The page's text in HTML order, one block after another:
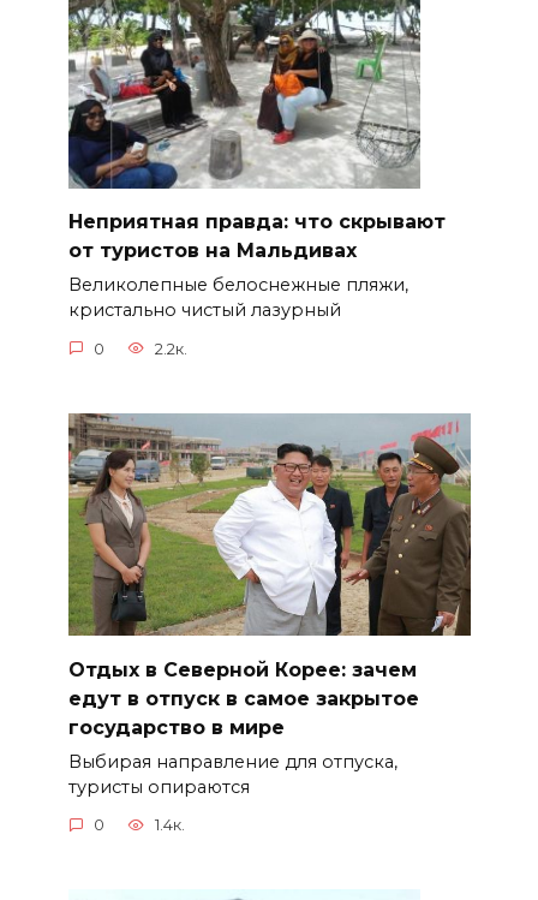
Неприятная правда: что скрывают
от туристов на Мальдивах
Великолепные белоснежные пляжи,
кристально чистый лазурный
0 2.2к.
Отдых в Северной Корее: зачем
едут в отпуск в самое закрытое
государство в мире
Выбирая направление для отпуска,
туристы опираются
0 1.4к.